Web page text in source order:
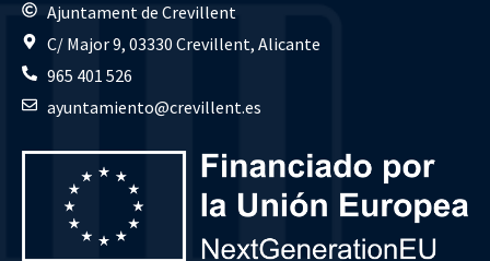
Ajuntament de Crevillent
C/ Major 9, 03330 Crevillent, Alicante
965 401 526
ayuntamiento@crevillent.es